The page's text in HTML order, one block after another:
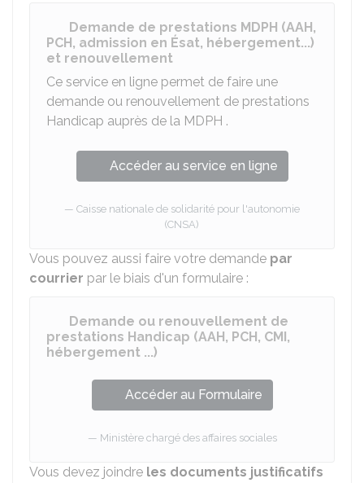
Demande de prestations MDPH (AAH,
PCH, admission en Ésat, hébergement...)
et renouvellement
Ce service en ligne permet de faire une
demande ou renouvellement de prestations
Handicap auprès de la MDPH .
Accéder au service en ligne
Caisse nationale de solidarité pour l'autonomie
(CNSA)
Vous pouvez aussi faire votre demande par
courrier par le biais d'un formulaire :
Demande ou renouvellement de
prestations Handicap (AAH, PCH, CMI,
hébergement ...)
Accéder au Formulaire
Ministère chargé des affaires sociales
Vous devez joindre les documents justificatifs